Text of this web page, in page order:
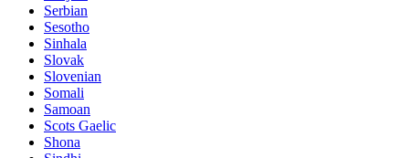
Serbian
Sesotho
Sinhala
Slovak
Slovenian
Somali
Samoan
Scots Gaelic
Shona